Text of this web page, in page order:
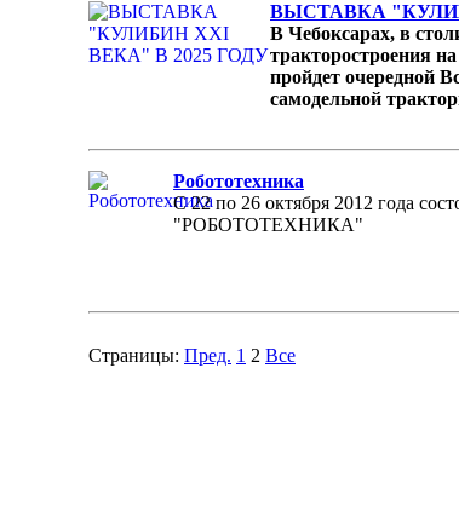
ВЫСТАВКА
В Чебоксарах, в
тракторостроения
пройдет очередной
самодельной
Робототехника
С 22 по 26 октября 2012 года
"РОБОТОТЕХНИКА"
Страницы: Пред. 1 2 Все